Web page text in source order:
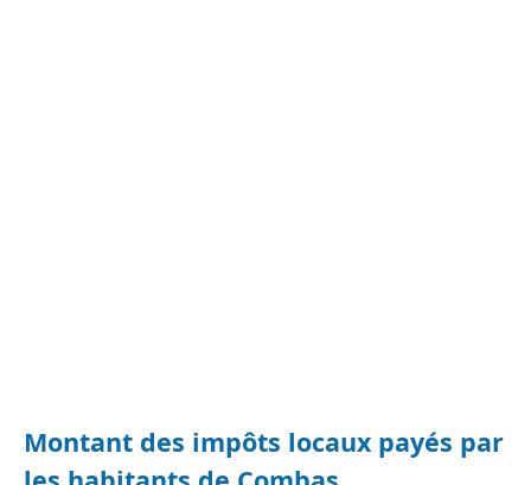
Montant des impôts locaux payés par